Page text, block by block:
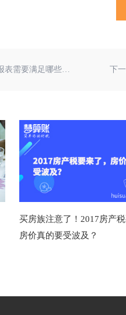
下一
买房族注意了！2017房产税
房价真的要受波及？